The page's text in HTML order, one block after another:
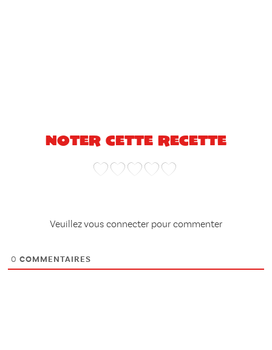
Noter cette recette
Veuillez vous connecter pour commenter
0 COMMENTAIRES